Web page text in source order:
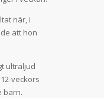
när, i
att hon
ultraljud
veckors
barn.